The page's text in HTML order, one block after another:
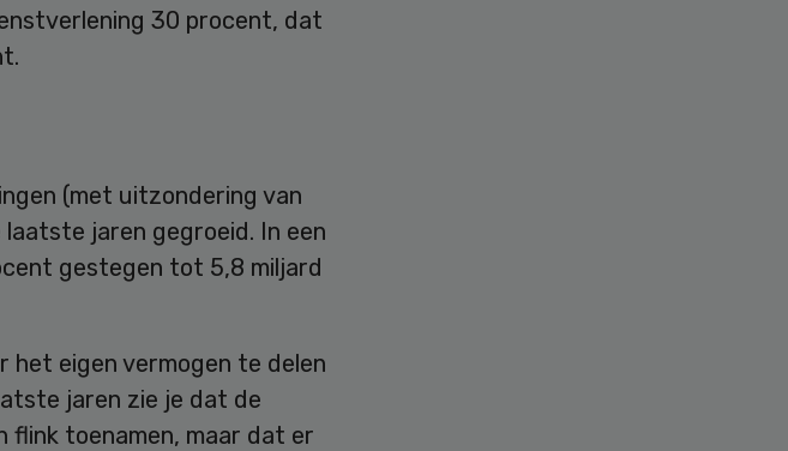
30 procent, dat
(met uitzondering van
jaren gegroeid. In een
gestegen tot 5,8 miljard
het eigen vermogen te delen
jaren zie je dat de
flink toenamen, maar dat er